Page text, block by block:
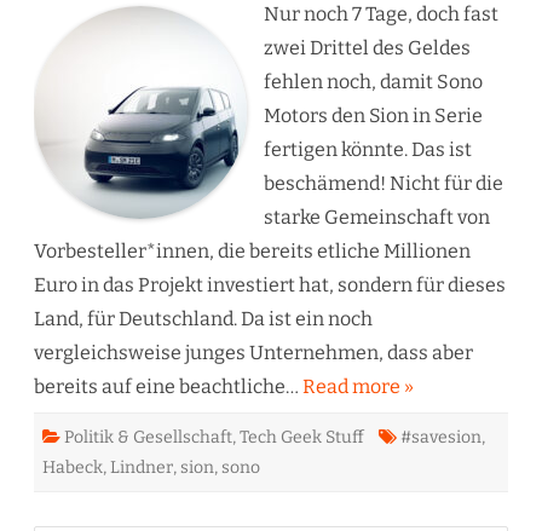
vor
Aus?
Nur noch 7 Tage, doch fast
zwei Drittel des Geldes
fehlen noch, damit Sono
Motors den Sion in Serie
fertigen könnte. Das ist
beschämend! Nicht für die
starke Gemeinschaft von
Vorbesteller*innen, die bereits etliche Millionen
Euro in das Projekt investiert hat, sondern für dieses
Land, für Deutschland. Da ist ein noch
vergleichsweise junges Unternehmen, dass aber
bereits auf eine beachtliche… Read more »
Politik & Gesellschaft,Tech Geek Stuff #savesion,
Habeck,Lindner, sion, sono